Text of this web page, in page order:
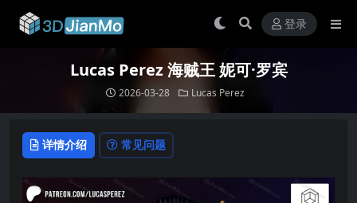
登录
Lucas Perez 海贼王 妮可·罗宾
2026-03-28 Lucas Perez
详情介绍 常见问题